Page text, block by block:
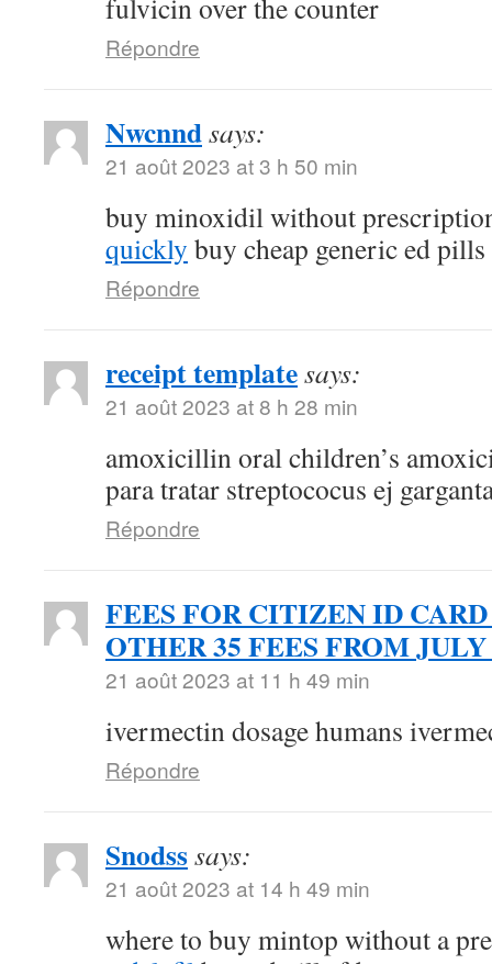
fulvicin over the counter
Répondre
Nwcnndsays:
21 août 2023 at 3 h 50 min
buy minoxidil without
quickly buy cheap generic ed pills
Répondre
receipt templatesays:
21 août 2023 at 8 h 28 min
amoxicillin oral children’s
para tratar streptococus ej
Répondre
FEES FOR CITIZEN ID
OTHER 35 FEES FROM JULY
21 août 2023 at 11 h 49 min
ivermectin dosage humans
Répondre
Snodsssays:
21 août 2023 at 14 h 49 min
where to buy mintop without a